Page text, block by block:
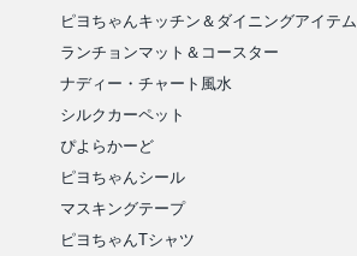
ピヨちゃんキッチン＆ダイニングアイテム
ランチョンマット＆コースター
ナディー・チャート風水
シルクカーペット
ぴよらかーど
ピヨちゃんシール
マスキングテープ
ピヨちゃんTシャツ